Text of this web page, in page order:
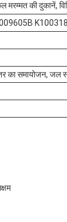
मरम्मत की दुकानें,
का समायोजन, जल